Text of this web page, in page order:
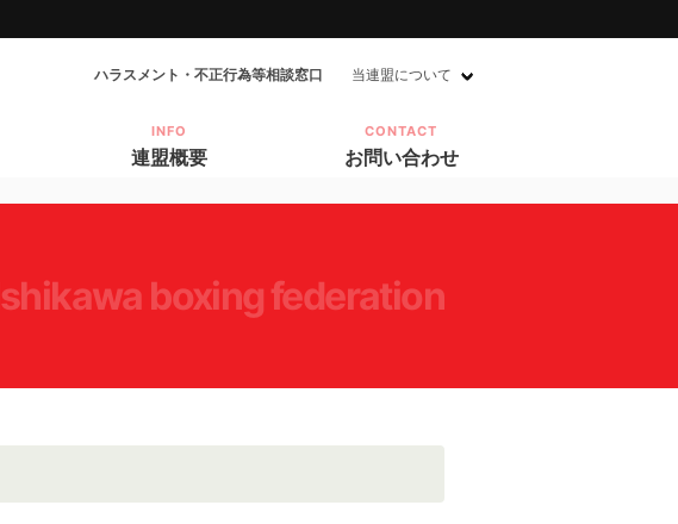
ハラスメント・不正行為等相談窓口 当連盟について
INFO
連盟概要
CONTACT
お問い合わせ
ishikawa boxing federation